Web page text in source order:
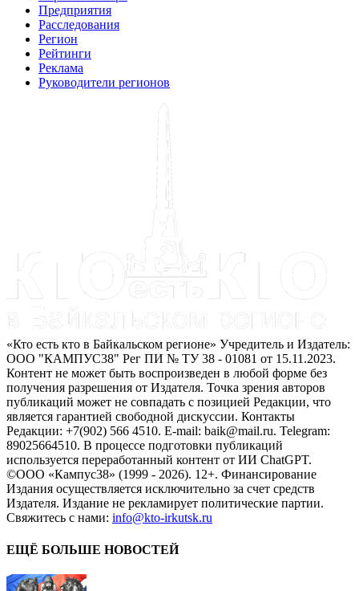
Предприятия
Расследования
Регион
Рейтинги
Реклама
Руководители регионов
«Кто есть кто в Байкальском регионе» Учредитель и Издатель:
ООО "КАМПУС38" Рег ПИ № ТУ 38 - 01081 от 15.11.2023.
Контент не может быть воспроизведен в любой форме без
получения разрешения от Издателя. Точка зрения авторов
публикаций может не совпадать с позицией Редакции, что
является гарантией свободной дискуссии. Контакты
Редакции: +7(902) 566 4510. E-mail: baik@mail.ru. Telegram:
89025664510. В процессе подготовки публикаций
используется переработанный контент от ИИ ChatGPT.
©ООО «Кампус38» (1999 - 2026). 12+. Финансирование
Издания осуществляется исключительно за счет средств
Издателя. Издание не рекламирует политические партии.
Свяжитесь с нами: info@kto-irkutsk.ru
ЕЩЁ БОЛЬШЕ НОВОСТЕЙ